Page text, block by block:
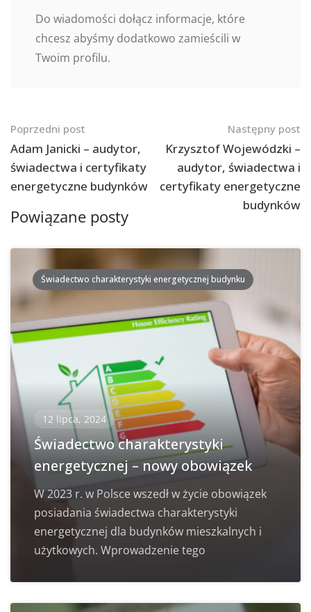
Do wiadomości dołącz informacje, które
chcesz abyśmy dodatkowo zamieścili w
Twoim profilu.
Nawigacja
po
postach
Poprzedni post
Adam Janicki – audytor,
świadectwa i certyfikaty
energetyczne budynków
Następny post
Krzysztof Wojewódzki –
audytor, świadectwa i
certyfikaty energetyczne
budynków
Powiązane posty
Świadectwo charakterystyki energetycznej budynku
12 lipca, 2024
Świadectwo charakterystyki
energetycznej – nowy obowiązek
W 2023 r. w Polsce wszedł w życie obowiązek
posiadania świadectwa charakterystyki
energetycznej dla budynków mieszkalnych i
użytkowych. Wprowadzenie tego